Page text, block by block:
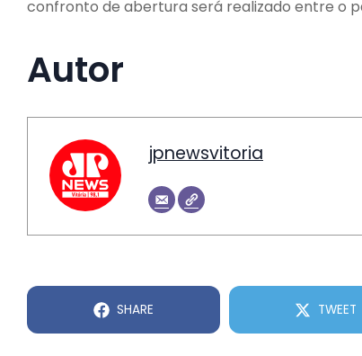
confronto de abertura será realizado entre o
Autor
jpnewsvitoria
SHARE TWEET